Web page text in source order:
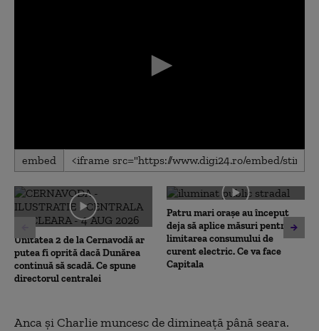
0
seconds
0
seconds
embed
Unitatea 2 de la Cernavodă ar
putea fi oprită dacă Dunărea
continuă să scadă. Ce spune
directorul centralei
Patru mari orașe au început
deja să aplice măsuri pentru
limitarea consumului de
curent electric. Ce va face
Capitala
Anca şi Charlie muncesc de dimineaţă până seara.